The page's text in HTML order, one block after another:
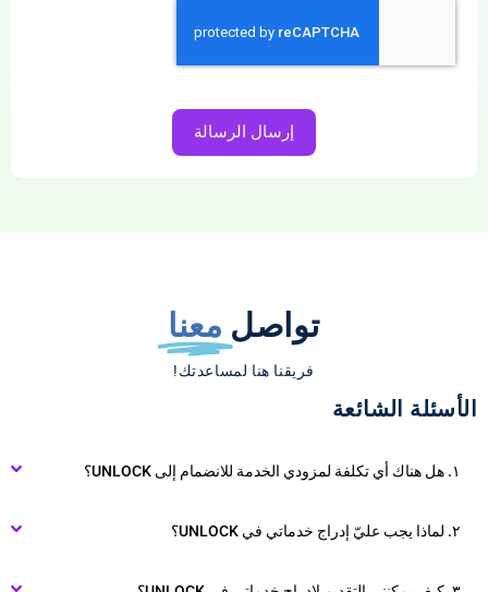
إرسال الرسالة
تواصل معنا
فريقنا هنا لمساعدتك!
الأسئلة الشائعة
١. هل هناك أي تكلفة لمزودي الخدمة للانضمام إلى UNLOCK؟
٢. لماذا يجب عليّ إدراج خدماتي في UNLOCK؟